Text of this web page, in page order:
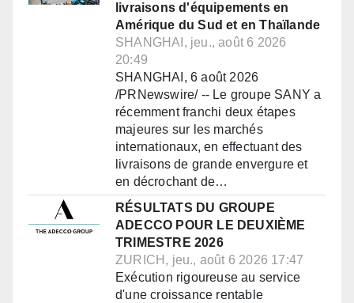
livraisons d'équipements en
Amérique du Sud et en Thaïlande
SHANGHAI, jeu., août 6 2026
20:49
SHANGHAI, 6 août 2026
/PRNewswire/ -- Le groupe SANY a
récemment franchi deux étapes
majeures sur les marchés
internationaux, en effectuant des
livraisons de grande envergure et
en décrochant de…
RÉSULTATS DU GROUPE
ADECCO POUR LE DEUXIÈME
TRIMESTRE 2026
ZURICH, jeu., août 6 2026 17:47
Exécution rigoureuse au service
d'une croissance rentable